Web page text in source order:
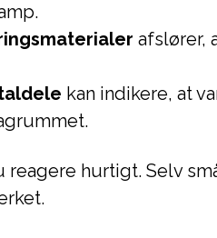
afslører,
kan indikere, at
hurtigt. Selv